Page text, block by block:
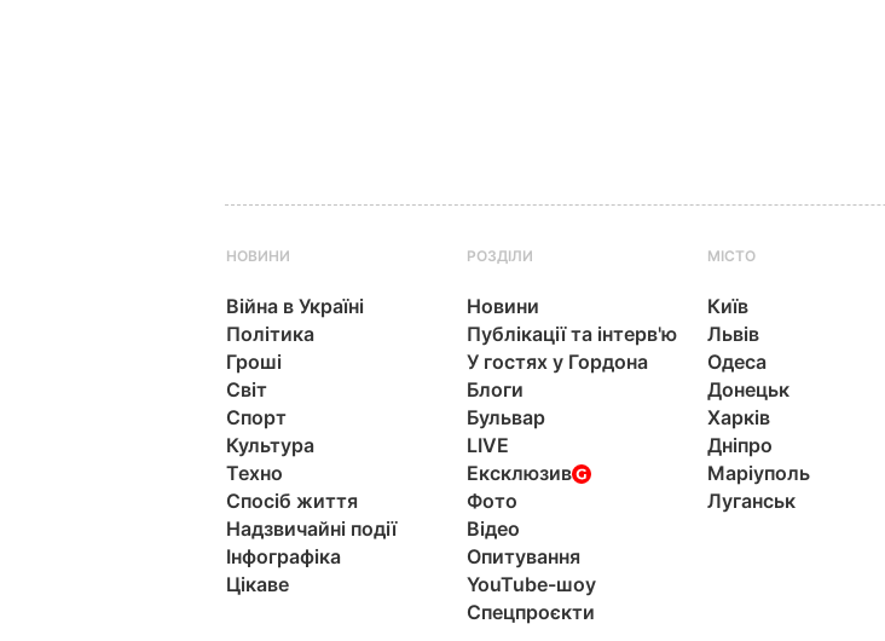
НОВИНИ
Війна в Україні
Політика
Гроші
Світ
Спорт
Культура
Техно
Спосіб життя
Надзвичайні події
Інфографіка
Цікаве
РОЗДІЛИ
Новини
Публікації та інтерв'ю
У гостях у Гордона
Блоги
Бульвар
LIVE
Ексклюзив
Фото
Відео
Опитування
YouTube-шоу
Спецпроєкти
МІСТО
Київ
Львів
Одеса
Донецьк
Харків
Дніпро
Маріуполь
Луганськ